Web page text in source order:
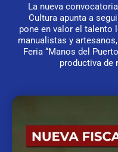
La nueva
Cultura apunta a
pone en valor el talento
manualistas y
Feria “Manos del
productiva de